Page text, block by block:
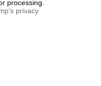
processing.
privacy